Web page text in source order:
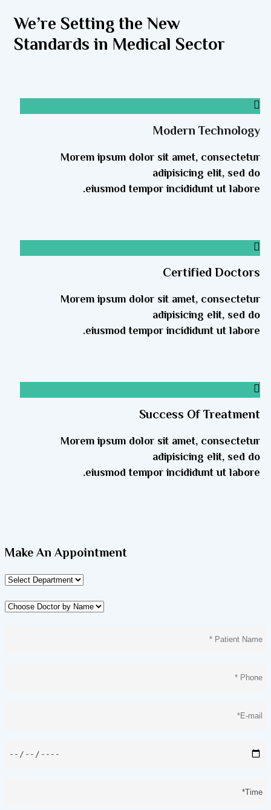
We’re Setting the New
Standards in Medical Sector
Modern Technology
Morem ipsum dolor sit amet, consectetur
adipisicing elit, sed do
eiusmod tempor incididunt ut labore.
Certified Doctors
Morem ipsum dolor sit amet, consectetur
adipisicing elit, sed do
eiusmod tempor incididunt ut labore.
Success Of Treatment
Morem ipsum dolor sit amet, consectetur
adipisicing elit, sed do
eiusmod tempor incididunt ut labore.
Make An Appointment